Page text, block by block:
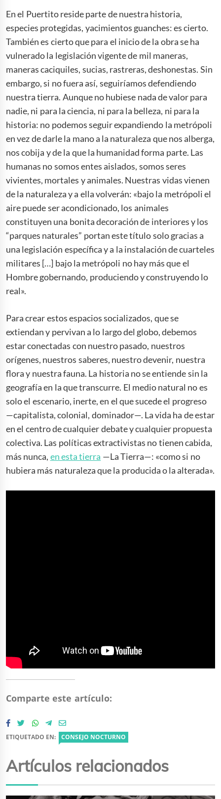
En el Puertito reside parte de nuestra historia,
especies protegidas, yacimientos guanches: es cierto.
También es cierto que para el inicio de la obra se ha
vulnerado la legislación vigente de mil maneras,
maneras caciquiles, sucias, rastreras, deshonestas. Sin
embargo, si no fuera así, seguiríamos defendiendo
nuestra tierra. Aunque no hubiese nada de valor para
nadie, ni para la ciencia, ni para la belleza, ni para la
historia: no podemos seguir expandiendo la metrópoli
en vez de darle la mano a la naturaleza que nos alberga,
nos cobija y de la que la humanidad forma parte. Las
humanas no somos entes aislados, somos seres
vivientes, mortales y animales. Nuestras vidas vienen
de la naturaleza y a ella volverán: «bajo la metrópoli el
aire puede ser acondicionado, los animales
constituyen una bonita decoración de interiores y los
“parques naturales” portan este título solo gracias a
una legislación específica y a la instalación de cuarteles
militares […] bajo la metrópoli no hay más que el
Hombre gobernando, produciendo y construyendo lo
real».
Para crear estos espacios socializados, que se
extiendan y pervivan a lo largo del globo, debemos
estar conectadas con nuestro pasado, nuestros
orígenes, nuestros saberes, nuestro devenir, nuestra
flora y nuestra fauna. La historia no se entiende sin la
geografía en la que transcurre. El medio natural no es
solo el escenario, inerte, en el que sucede el progreso
—capitalista, colonial, dominador—. La vida ha de estar
en el centro de cualquier debate y cualquier propuesta
colectiva. Las políticas extractivistas no tienen cabida,
más nunca, en esta tierra —La Tierra—: «como si no
hubiera más naturaleza que la producida o la alterada».
Comparte este artículo:
ETIQUETADO EN: CONSEJO NOCTURNO
Artículos relacionados